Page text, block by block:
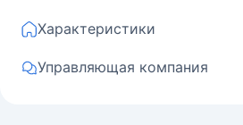
Характеристики
Управляющая компания